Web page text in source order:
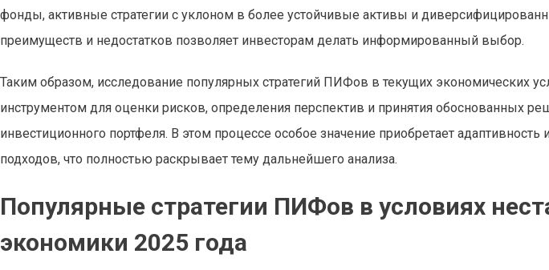
фонды, активные стратегии с уклоном в более устойчивые активы и
преимуществ и недостатков позволяет инвесторам делать информированный выбор.
Таким образом, исследование популярных стратегий ПИФов в текущих экономических
инструментом для оценки рисков, определения перспектив и принятия обоснованных
инвестиционного портфеля. В этом процессе особое значение приобретает адаптивность
подходов, что полностью раскрывает тему дальнейшего анализа.
Популярные стратегии ПИФов в условиях
экономики 2025 года